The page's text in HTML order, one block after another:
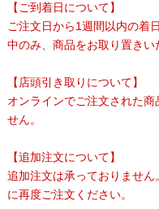
【ご到着日について】
ご注文日から1週間以内の着
中のみ、商品をお取り置きい
【店頭引き取りについて】
オンラインでご注文された
せん。
【追加注文について】
追加注文は承っておりませ
に再度ご注文ください。